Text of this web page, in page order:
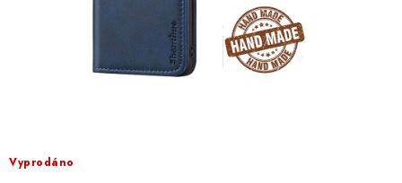
Vyprodáno